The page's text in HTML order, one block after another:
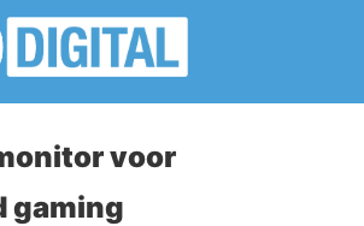
voor
gaming